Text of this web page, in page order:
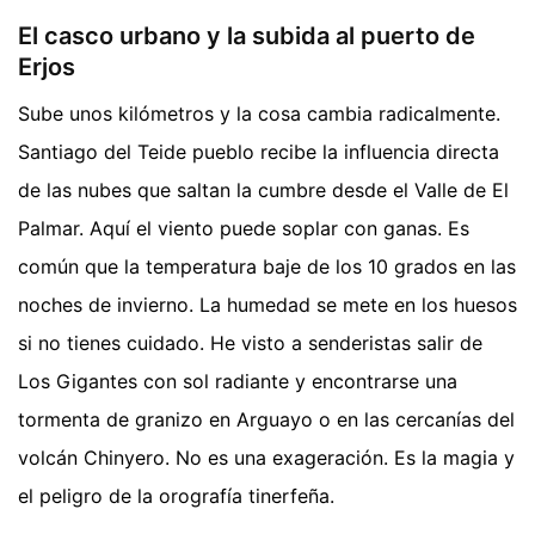
El casco urbano y la subida al puerto de
Erjos
Sube unos kilómetros y la cosa cambia radicalmente.
Santiago del Teide pueblo recibe la influencia directa
de las nubes que saltan la cumbre desde el Valle de El
Palmar. Aquí el viento puede soplar con ganas. Es
común que la temperatura baje de los 10 grados en las
noches de invierno. La humedad se mete en los huesos
si no tienes cuidado. He visto a senderistas salir de
Los Gigantes con sol radiante y encontrarse una
tormenta de granizo en Arguayo o en las cercanías del
volcán Chinyero. No es una exageración. Es la magia y
el peligro de la orografía tinerfeña.